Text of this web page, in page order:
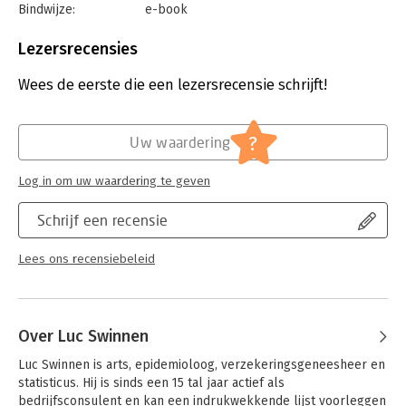
Bindwijze:
e-book
Bestandsformaat:
Uitgever:
Lannoo
Hoofdrubriek:
Lezersrecensies
Wees de eerste die een lezersrecensie schrijft!
Schrijf een recensie
Lees ons recensiebeleid
Uw waardering ?
Log in om uw waardering te geven
Over Luc Swinnen
Luc Swinnen is arts, epidemioloog, verzekeringsgeneesheer en
statisticus. Hij is sinds een 15 tal jaar actief als
bedrijfsconsulent en kan een indrukwekkende lijst voorleggen